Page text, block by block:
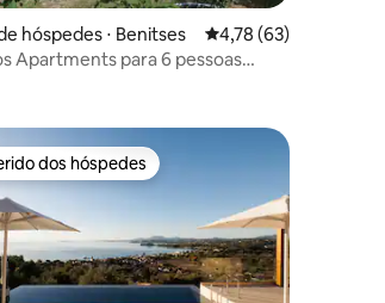
média de 5, 54 avaliações
hóspedes ⋅ Benitses 4,78 de uma
4,78 (63)
Apartments para 6 pessoas
dos hóspedes
dos hóspedes